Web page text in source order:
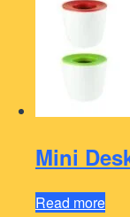
Mini
Read more